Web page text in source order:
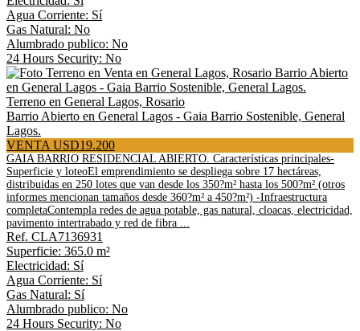
Agua Corriente: Sí
Gas Natural: No
Alumbrado publico: No
24 Hours Security: No
Terreno en General Lagos, Rosario
Barrio Abierto en General Lagos - Gaia Barrio Sostenible, General
Lagos.
VENTA USD19.200
GAIA BARRIO RESIDENCIAL ABIERTO. Características principales-
Superficie y loteoEl emprendimiento se despliega sobre 17 hectáreas,
distribuidas en 250 lotes que van desde los 350?m² hasta los 500?m² (otros
informes mencionan tamaños desde 360?m² a 450?m²) -Infraestructura
completaContempla redes de agua potable, gas natural, cloacas, electricidad,
pavimento intertrabado y red de fibra ...
Ref. CLA7136931
Superficie: 365.0 m²
Electricidad: Sí
Agua Corriente: Sí
Gas Natural: Sí
Alumbrado publico: No
24 Hours Security: No